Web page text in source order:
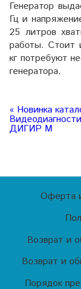
Генератор
Гц и
25 литров
работы. Стоит
кг потребуют
генератора.
« Новинка
ДИГИР М
Оферта
Возврат и
Возврат и
Порядок